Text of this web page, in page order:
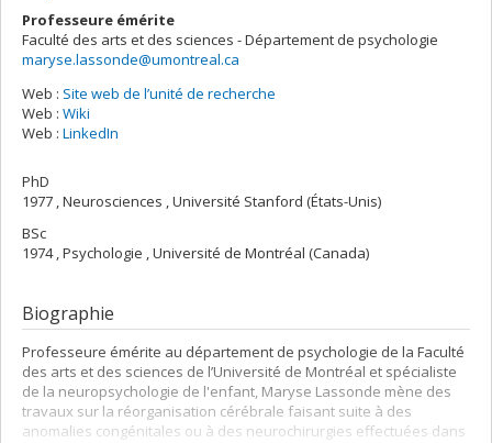
Professeure émérite
Faculté des arts et des sciences - Département de psychologie
maryse.lassonde@umontreal.ca
Web : Site web de l’unité de recherche
Web : Wiki
Web : LinkedIn
PhD
1977 , Neurosciences , Université Stanford (États-Unis)
BSc
1974 , Psychologie , Université de Montréal (Canada)
Biographie
Professeure émérite au département de psychologie de la Faculté
des arts et des sciences de l’Université de Montréal et spécialiste
de la neuropsychologie de l'enfant, Maryse Lassonde mène des
travaux sur la réorganisation cérébrale faisant suite à des
anomalies congénitales ou à des neurochirurgies effectuées dans